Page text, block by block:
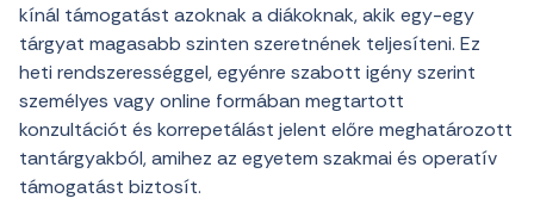
kínál támogatást azoknak a diákoknak, akik egy-egy
tárgyat magasabb szinten szeretnének teljesíteni. Ez
heti rendszerességgel, egyénre szabott igény szerint
személyes vagy online formában megtartott
konzultációt és korrepetálást jelent előre meghatározott
tantárgyakból, amihez az egyetem szakmai és operatív
támogatást biztosít.